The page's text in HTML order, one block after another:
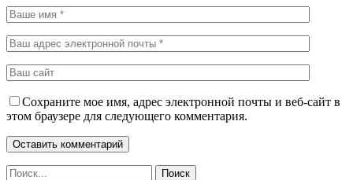
Сохраните мое имя, адрес электронной почты и веб-сайт в
этом браузере для следующего комментария.